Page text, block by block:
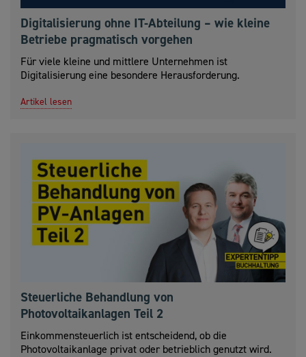
Digitalisierung ohne IT-Abteilung – wie kleine
Betriebe pragmatisch vorgehen
Für viele kleine und mittlere Unternehmen ist
Digitalisierung eine besondere Herausforderung.
Artikel lesen
Steuerliche Behandlung von
Photovoltaikanlagen Teil 2
Einkommensteuerlich ist entscheidend, ob die
Photovoltaikanlage privat oder betrieblich genutzt wird.